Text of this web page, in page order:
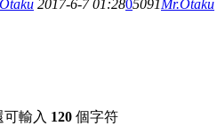
2017-6-7 01:2805091Mr.Otaku
可輸入 120 個字符